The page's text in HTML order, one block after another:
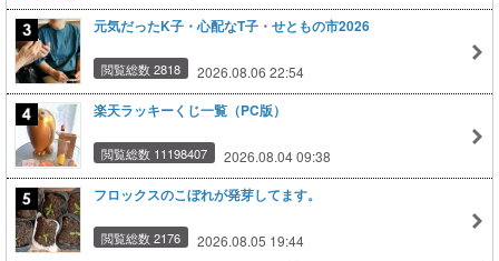
元気だったK子・心配なT子・せともの市2026
閲覧総数 2818 2026.08.06 22:54
楽天ラッキーくじ一覧（PC版）
閲覧総数 11198407 2026.08.04 09:38
フロックスのこぼれが発芽してます。
閲覧総数 2176 2026.08.05 19:44